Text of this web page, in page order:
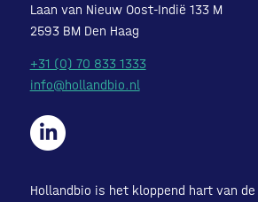
Laan van Nieuw Oost-Indië 133 M
2593 BM Den Haag
+31 (0) 70 833 1333
info@hollandbio.nl
Hollandbio is het kloppend hart van de